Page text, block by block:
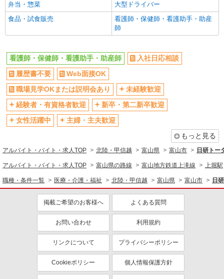
弁当・惣菜
大型ドライバー
食品・試食販売
看護師・保健師・看護助手・助産
師
看護師・保健師・看護助手・助産師
入社日応相談
履歴書不要
Web面接OK
職場見学OKまたは説明会あり
未経験歓迎
経験者・有資格者歓迎
新卒・第二新卒歓迎
女性活躍中
主婦・主夫歓迎
もっと見る
アルバイト・バイト・求人TOP 北陸・甲信越 富山県 富山市 日研トー
アルバイト・バイト・求人TOP 富山県の路線 富山地方鉄道上滝線 上堀駅
職種・条件一覧 医療・介護・福祉 北陸・甲信越 富山県 富山市 日
掲載ご希望のお客様へ よくある質問
お問い合わせ 利用規約
リンクについて プライバシーポリシー
Cookieポリシー 個人情報保護方針